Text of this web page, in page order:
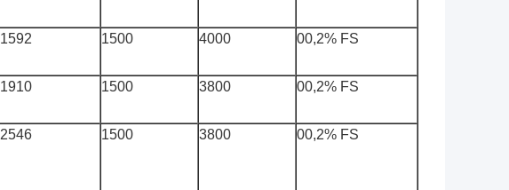
1592 1500 4000 00,2% FS
1910 1500 3800 00,2% FS
2546 1500 3800 00,2% FS